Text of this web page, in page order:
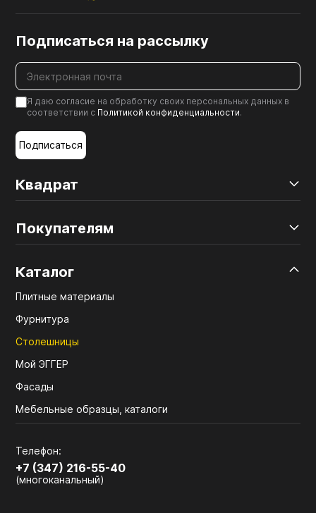
Квадрат
Покупателям
Каталог
Плитные материалы
Фурнитура
Столешницы
Мой ЭГГЕР
Фасады
Мебельные образцы, каталоги
Телефон:
+7 (347) 216-55-40
(многоканальный)
Подписаться на рассылку
Я даю согласие на обработку своих персональных данных в
соответствии с Политикой конфиденциальности.
Подписаться